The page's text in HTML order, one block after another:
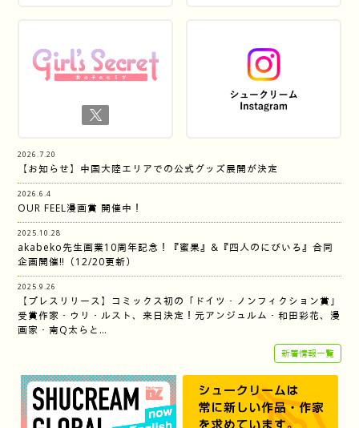
2026.7.20
【お知らせ】中国大陸エリアでの公式グッズ展開が決定
2026.6.4
OUR FEEL漫画賞 開催中！
2025.10.28
akabeko先生画業10周年記念！『蜜果』&『四人のにびいろ』合同
企画開催‼︎（12/20更新）
2025.9.26
【プレスリリース】コミックス初の「ドイツ・ノンフィクション賞」
受賞作家・ウリ・ルスト、来日決定！元アンジュルム・和田彩花、漫
画家・南Q太らと…
新着情報一覧